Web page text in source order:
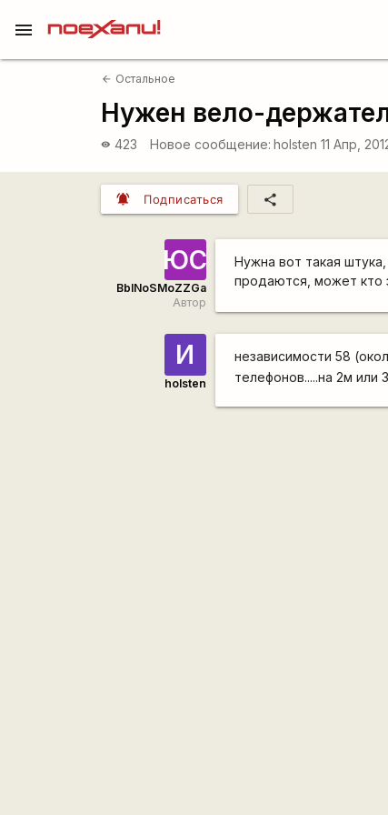
menu
arrow_back Остальное
Нужен вело-
visibility 423 Новое сообщение: holsten 11 Апр,
notifications_active Подписаться share
ЮС
BblNoSMoZZGa
Автор
Нужна вот такая
продаются, может кто
И
holsten
независимости 58
телефонов.....на 2м